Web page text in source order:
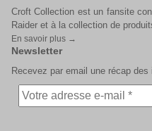
Croft Collection est un fansite
Raider et à la collection de
En savoir plus →
Newsletter
Recevez par email une récap